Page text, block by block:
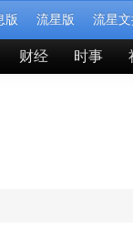
版 流星版 流星
财经 时事